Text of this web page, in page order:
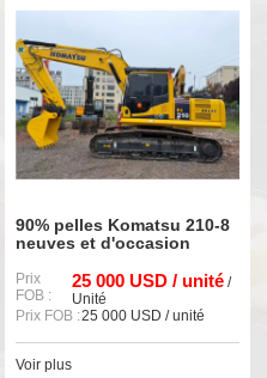
90% pelles Komatsu 210-8
neuves et d'occasion
Prix
FOB :
25 000 USD / unité /
Unité
Prix FOB :25 000 USD / unité
Voir plus